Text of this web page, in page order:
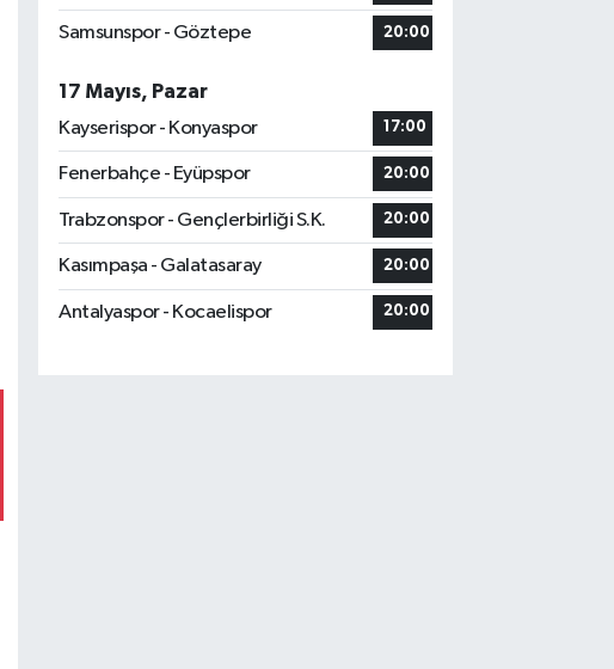
Samsunspor - Göztepe 20:00
17 Mayıs, Pazar
Kayserispor - Konyaspor
17:00
Fenerbahçe - Eyüpspor 20:00
Trabzonspor - Gençlerbirliği S.K. 20:00
Kasımpaşa - Galatasaray 20:00
Antalyaspor - Kocaelispor 20:00